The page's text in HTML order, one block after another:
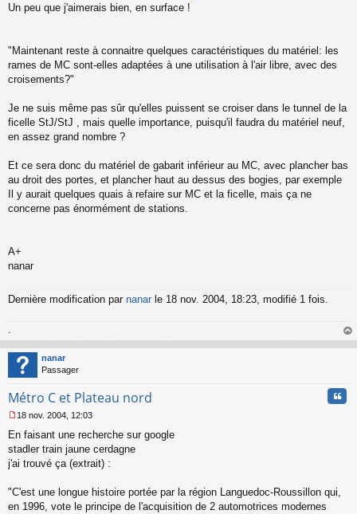
Un peu que j'aimerais bien, en surface !
"Maintenant reste à connaitre quelques caractéristiques du matériel: les
rames de MC sont-elles adaptées à une utilisation à l'air libre, avec des
croisements?"
Je ne suis même pas sûr qu'elles puissent se croiser dans le tunnel de la
ficelle StJ/StJ , mais quelle importance, puisqu'il faudra du matériel neuf,
en assez grand nombre ?
Et ce sera donc du matériel de gabarit inférieur au MC, avec plancher bas
au droit des portes, et plancher haut au dessus des bogies, par exemple
Il y aurait quelques quais à refaire sur MC et la ficelle, mais ça ne
concerne pas énormément de stations.
A+
nanar
Dernière modification par nanar le 18 nov. 2004, 18:23, modifié 1 fois.
.
au
nanar
Passager
Métro C et Plateau nord
e
s
s
e
n
18 nov. 2004, 12:03
En faisant une recherche sur google
stadler train jaune cerdagne
j'ai trouvé ça (extrait) :
"C'est une longue histoire portée par la région Languedoc-Roussillon qui,
en 1996, vote le principe de l'acquisition de 2 automotrices modernes